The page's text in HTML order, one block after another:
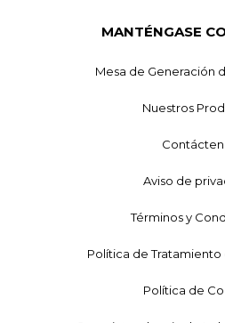
MANTÉNGASE
Mesa de Generación
Nuestros
Aviso de
Términos y
Política de
Política de